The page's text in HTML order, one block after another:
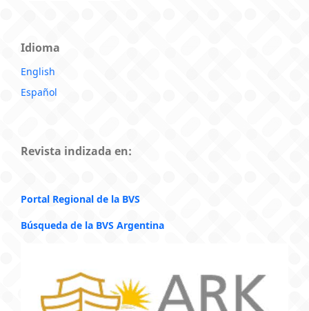
Idioma
English
Español
Revista indizada en:
Portal Regional de la BVS
Búsqueda de la BVS Argentina